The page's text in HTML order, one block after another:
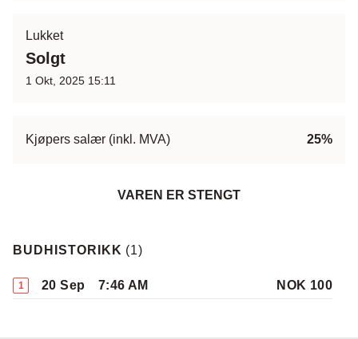
Lukket
Solgt
1 Okt, 2025 15:11
Kjøpers salær (inkl. MVA) 25%
VAREN ER STENGT
BUDHISTORIKK (1)
1 20 Sep 7:46 AM NOK 100